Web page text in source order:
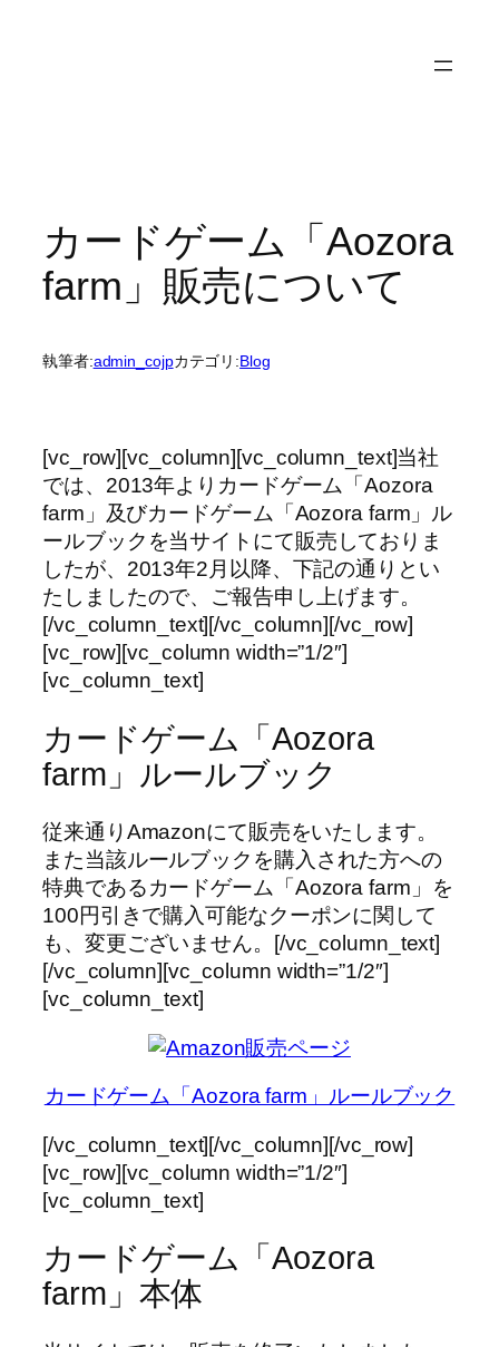
カードゲーム「Aozora
farm」販売について
執筆者:admin_cojpカテゴリ:Blog
[vc_row][vc_column][vc_column_text]当社
では、2013年よりカードゲーム「Aozora
farm」及びカードゲーム「Aozora farm」ル
ールブックを当サイトにて販売しておりま
したが、2013年2月以降、下記の通りとい
たしましたので、ご報告申し上げます。
[/vc_column_text][/vc_column][/vc_row]
[vc_row][vc_column width=”1/2″]
[vc_column_text]
カードゲーム「Aozora
farm」ルールブック
従来通りAmazonにて販売をいたします。
また当該ルールブックを購入された方への
特典であるカードゲーム「Aozora farm」を
100円引きで購入可能なクーポンに関して
も、変更ございません。[/vc_column_text]
[/vc_column][vc_column width=”1/2″]
[vc_column_text]
カードゲーム「Aozora farm」ルールブック
[/vc_column_text][/vc_column][/vc_row]
[vc_row][vc_column width=”1/2″]
[vc_column_text]
カードゲーム「Aozora
farm」本体